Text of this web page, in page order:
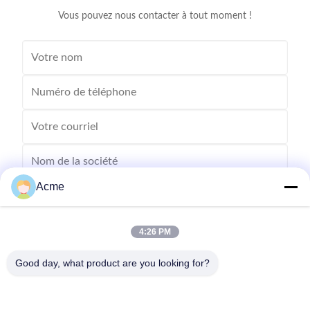
Vous pouvez nous contacter à tout moment !
Acme
4:26 PM
Good day, what product are you looking for?